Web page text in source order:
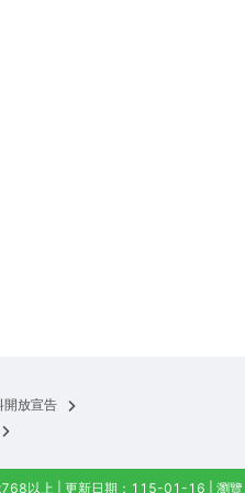
開放宣告
以上 | 更新日期：115-01-16 | 瀏